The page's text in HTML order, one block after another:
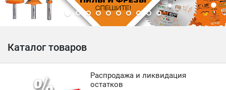
Каталог товаров
Распродажа и ликвидация
остатков